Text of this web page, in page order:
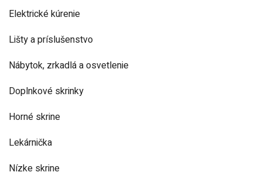
Elektrické kúrenie
Lišty a príslušenstvo
Nábytok, zrkadlá a osvetlenie
Doplnkové skrinky
Horné skrine
Lekárnička
Nízke skrine